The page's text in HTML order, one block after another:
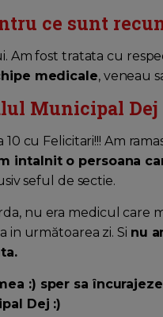
ce sunt
Am fost tratata cu
medicale, veneau
Municipal Dej
cu Felicitari!!! Am
intalnit o persoana
seful de sectie.
nu era medicul care
in următoarea zi. Si nu
:) sper sa
Dej :)